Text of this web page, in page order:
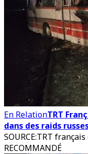
En RelationTRT
dans des raids
SOURCE:TRT français
RECOMMANDÉ